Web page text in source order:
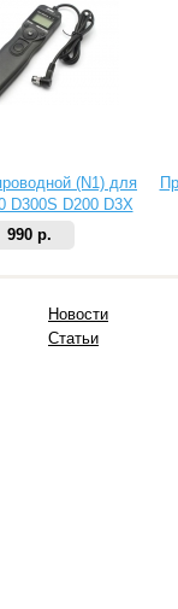
(N1) для
D300S D200 D3X
D2X
990 р.
Новости
Статьи